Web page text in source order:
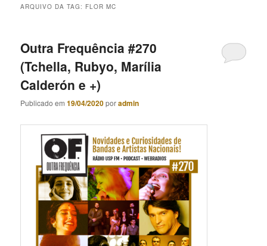
ARQUIVO DA TAG: FLOR MC
Outra Frequência #270
(Tchella, Rubyo, Marília
Calderón e +)
Publicado em19/04/2020poradmin